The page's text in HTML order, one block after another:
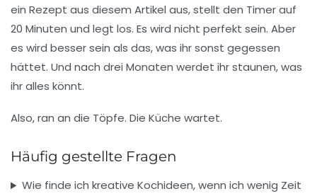
ein Rezept aus diesem Artikel aus, stellt den Timer auf
20 Minuten und legt los. Es wird nicht perfekt sein. Aber
es wird besser sein als das, was ihr sonst gegessen
hättet. Und nach drei Monaten werdet ihr staunen, was
ihr alles könnt.
Also, ran an die Töpfe. Die Küche wartet.
Häufig gestellte Fragen
Wie finde ich kreative Kochideen, wenn ich wenig Zeit